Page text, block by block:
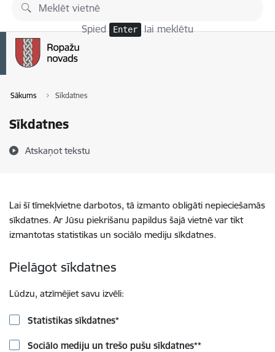
Pāriet uz lapas saturu
Spied Enter lai meklētu
Sākums Sīkdatnes
Sīkdatnes
Atskaņot tekstu
Lai šī tīmekļvietne darbotos, tā izmanto obligāti nepieciešamās
sīkdatnes. Ar Jūsu piekrišanu papildus šajā vietnē var tikt
izmantotas statistikas un sociālo mediju sīkdatnes.
Pielāgot sīkdatnes
Lūdzu, atzīmējiet savu izvēli:
Statistikas sīkdatnes*
Sociālo mediju un trešo pušu sīkdatnes**